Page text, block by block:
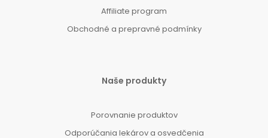
Affiliate program
Obchodné a prepravné podmínky
Naše produkty
Porovnanie produktov
Odporúčania lekárov a osvedčenia